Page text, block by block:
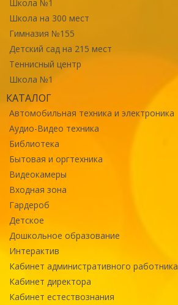
Школа №1
Школа на 300 мест
Гимназия №155
Детский сад на 215 мест
Теннисный центр
Школа №1
КАТАЛОГ
Автомобильная техника и электроника
Аудио-Видео техника
Библиотека
Бытовая и оргтехника
Видеокамеры
Входная зона
Гардероб
Детское
Дошкольное образование
Интерактив
Кабинет административного работника
Кабинет директора
Кабинет естествознания